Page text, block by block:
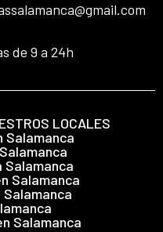
de 9 a 24h
LOCALES
Salamanca
Salamanca
Salamanca
Salamanca